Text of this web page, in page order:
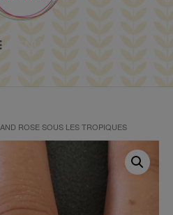
ROSE SOUS LES TROPIQUES